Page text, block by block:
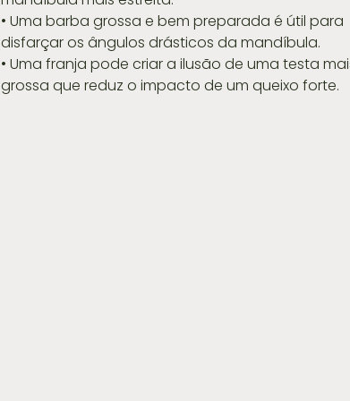
• Uma barba grossa e bem preparada é útil para
disfarçar os ângulos drásticos da mandíbula.
• Uma franja pode criar a ilusão de uma testa
grossa que reduz o impacto de um queixo forte.